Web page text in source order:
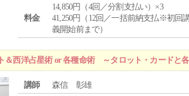
料金
14,850円（4回／分割支払い）×3
41,250円（12回／一括前納支払※初回
義開始前まで）
＆西洋占星術 or 各種命術 ～タロット・カードと
講師
森信 彰雄